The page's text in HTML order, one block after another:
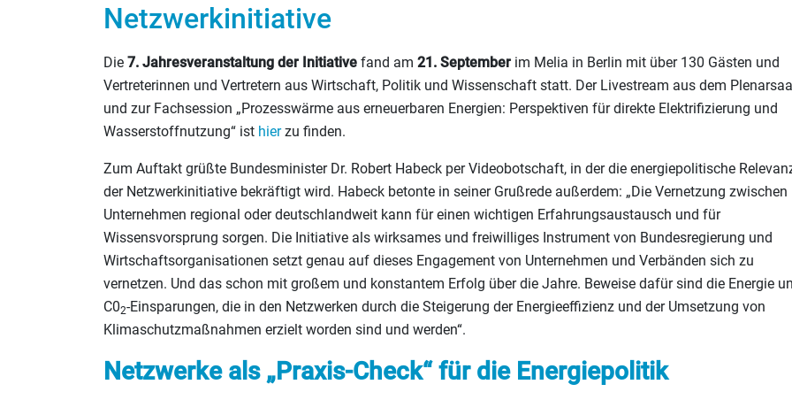
Netzwerkinitiative
Die 7. Jahresveranstaltung der Initiative fand am 21. September im Melia in Berlin mit über 130 Gästen und
Vertreterinnen und Vertretern aus Wirtschaft, Politik und Wissenschaft statt. Der Livestream aus dem
und zur Fachsession „Prozesswärme aus erneuerbaren Energien: Perspektiven für direkte Elektrifizierung und
Wasserstoffnutzung“ ist hierzu finden.
Zum Auftakt grüßte Bundesminister Dr. Robert Habeck per Videobotschaft, in der die energiepolitische
der Netzwerkinitiative bekräftigt wird. Habeck betonte in seiner Grußrede außerdem: „Die Vernetzung zwischen
Unternehmen regional oder deutschlandweit kann für einen wichtigen Erfahrungsaustausch und für
Wissensvorsprung sorgen. Die Initiative als wirksames und freiwilliges Instrument von Bundesregierung und
Wirtschaftsorganisationen setzt genau auf dieses Engagement von Unternehmen und Verbänden sich zu
vernetzen. Und das schon mit großem und konstantem Erfolg über die Jahre. Beweise dafür sind die Energie
C02-Einsparungen, die in den Netzwerken durch die Steigerung der Energieeffizienz und der Umsetzung von
Klimaschutzmaßnahmen erzielt worden sind und werden“.
Netzwerke als „Praxis-Check“ für die Energiepolitik